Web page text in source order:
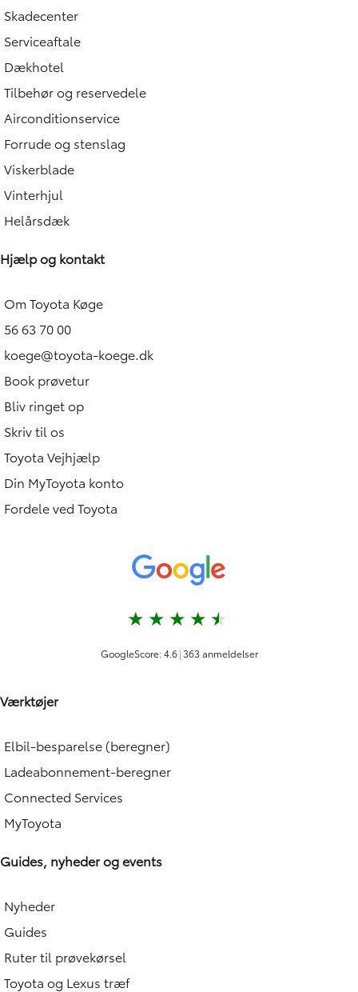
Skadecenter
Serviceaftale
Dækhotel
Tilbehør og reservedele
Airconditionservice
Forrude og stenslag
Viskerblade
Vinterhjul
Helårsdæk
Hjælp og kontakt
Om Toyota Køge
56 63 70 00
koege@toyota-koege.dk
Book prøvetur
Bliv ringet op
Skriv til os
Toyota Vejhjælp
Din MyToyota konto
Fordele ved Toyota
Værktøjer
Elbil-besparelse (beregner)
Ladeabonnement-beregner
Connected Services
MyToyota
Guides, nyheder og events
Nyheder
Guides
Ruter til prøvekørsel
Toyota og Lexus træf